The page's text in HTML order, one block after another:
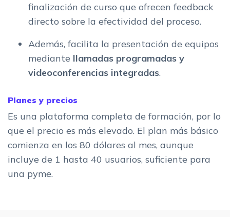
finalización de curso que ofrecen feedback
directo sobre la efectividad del proceso.
Además, facilita la presentación de equipos
mediante llamadas programadas y
videoconferencias integradas.
Planes y precios
Es una plataforma completa de formación, por lo
que el precio es más elevado. El plan más básico
comienza en los 80 dólares al mes, aunque
incluye de 1 hasta 40 usuarios, suficiente para
una pyme.